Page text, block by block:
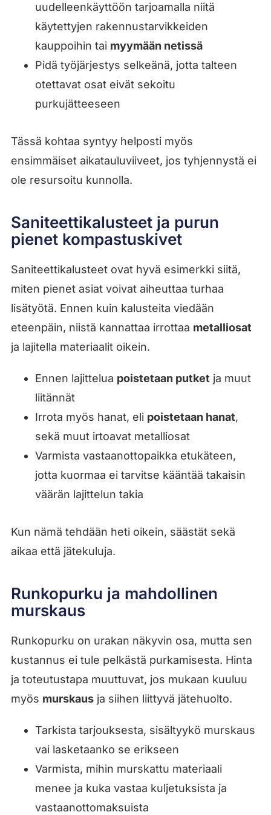
uudelleenkäyttöön tarjoamalla niitä
käytettyjen rakennustarvikkeiden
kauppoihin tai myymään netissä
Pidä työjärjestys selkeänä, jotta talteen
otettavat osat eivät sekoitu
purkujätteeseen
Tässä kohtaa syntyy helposti myös
ensimmäiset aikatauluviiveet, jos tyhjennystä ei
ole resursoitu kunnolla.
Saniteettikalusteet ja purun
pienet kompastuskivet
Saniteettikalusteet ovat hyvä esimerkki siitä,
miten pienet asiat voivat aiheuttaa turhaa
lisätyötä. Ennen kuin kalusteita viedään
eteenpäin, niistä kannattaa irrottaa metalliosat
ja lajitella materiaalit oikein.
Ennen lajittelua poistetaan putket ja muut
liitännät
Irrota myös hanat, eli poistetaan hanat,
sekä muut irtoavat metalliosat
Varmista vastaanottopaikka etukäteen,
jotta kuormaa ei tarvitse kääntää takaisin
väärän lajittelun takia
Kun nämä tehdään heti oikein, säästät sekä
aikaa että jätekuluja.
Runkopurku ja mahdollinen
murskaus
Runkopurku on urakan näkyvin osa, mutta sen
kustannus ei tule pelkästä purkamisesta. Hinta
ja toteutustapa muuttuvat, jos mukaan kuuluu
myös murskausja siihen liittyvä jätehuolto.
Tarkista tarjouksesta, sisältyykö murskaus
vai lasketaanko se erikseen
Varmista, mihin murskattu materiaali
menee ja kuka vastaa kuljetuksista ja
vastaanottomaksuista